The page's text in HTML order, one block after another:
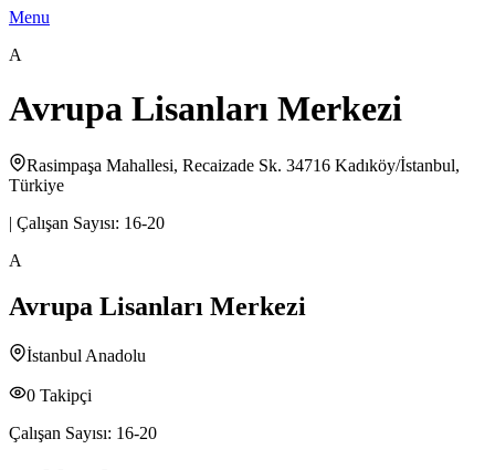
Menu
A
Avrupa Lisanları Merkezi
Rasimpaşa Mahallesi, Recaizade Sk. 34716 Kadıköy/İstanbul,
Türkiye
| Çalışan Sayısı: 16-20
A
Avrupa Lisanları Merkezi
İstanbul Anadolu
0 Takipçi
Çalışan Sayısı: 16-20